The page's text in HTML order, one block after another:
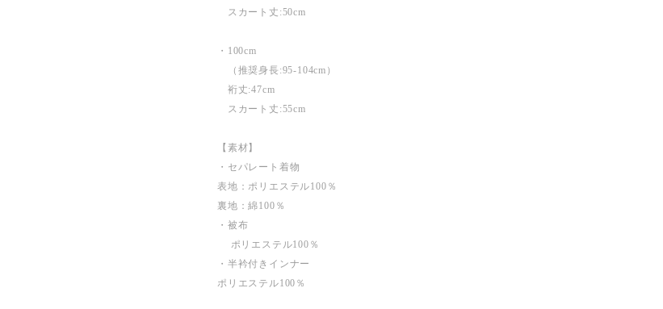
スカート丈:50cm
・100cm
（推奨身長:95-104cm）
裄丈:47cm
スカート丈:55cm
【素材】
・セパレート着物
表地：ポリエステル100％
裏地：綿100％
・被布
ポリエステル100％
・半衿付きインナー
ポリエステル100％